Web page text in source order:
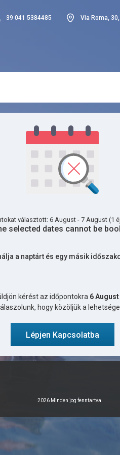
39 041 5384485 Via Roma,
választott: 6 August - 7 August (1
selected dates cannot be
a naptárt és egy másik
kérést az időpontokra 6
hogy közöljük a
Lépjen Kapcsolatba
2026 Minden jog fenntartva